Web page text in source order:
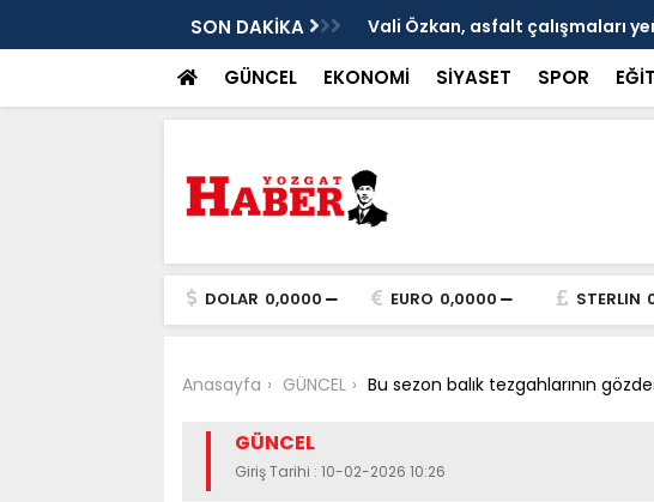
SON DAKİKA Vali Özkan, asfalt çalışmaları
GÜNCEL EKONOMİ SİYASET SPOR
DOLAR 0,0000 EURO 0,0000 STERLIN
Anasayfa GÜNCEL Bu sezon balık tezgahlarının
GÜNCEL
Giriş Tarihi : 10-02-2026 10:26